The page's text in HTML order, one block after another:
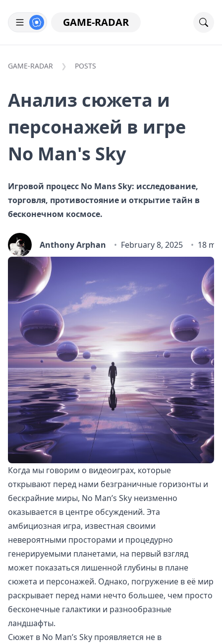
GAME-RADAR
GAME-RADAR POSTS
Анализ сюжета и
персонажей в игре
No Man's Sky
Игровой процесс No Mans Sky: исследование,
торговля, противостояние и открытие тайн в
бесконечном космосе.
Anthony Arphan February 8, 2025 18
Когда мы говорим о видеоиграх, которые
открывают перед нами безграничные горизонты и
бескрайние миры, No Man’s Sky неизменно
оказывается в центре обсуждений. Эта
амбициозная игра, известная своими
невероятными просторами и процедурно
генерируемыми планетами, на первый взгляд
может показаться лишенной глубины в плане
сюжета и персонажей. Однако, погружение в её мир
раскрывает перед нами нечто большее, чем просто
бесконечные галактики и разнообразные
ландшафты.
Сюжет в No Man’s Sky проявляется не в